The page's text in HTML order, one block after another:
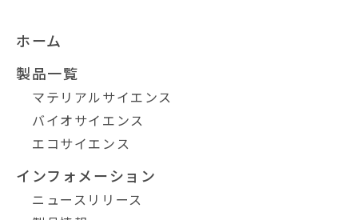
ホーム
製品一覧
マテリアルサイエンス
バイオサイエンス
エコサイエンス
インフォメーション
ニュースリリース